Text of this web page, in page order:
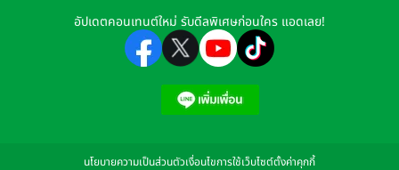
อัปเดตคอนเทนต์ใหม่ รับดีลพิเศษก่อนใคร แอดเลย!
นโยบายความเป็นส่วนตัวเงื่อนไขการใช้เว็บไซต์ตั้งค่าคุกกี้